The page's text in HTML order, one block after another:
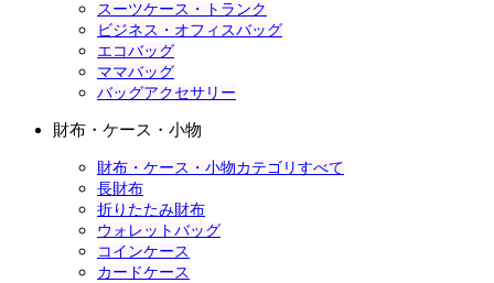
スーツケース・トランク
ビジネス・オフィスバッグ
エコバッグ
ママバッグ
バッグアクセサリー
財布・ケース・小物
財布・ケース・小物カテゴリすべて
長財布
折りたたみ財布
ウォレットバッグ
コインケース
カードケース